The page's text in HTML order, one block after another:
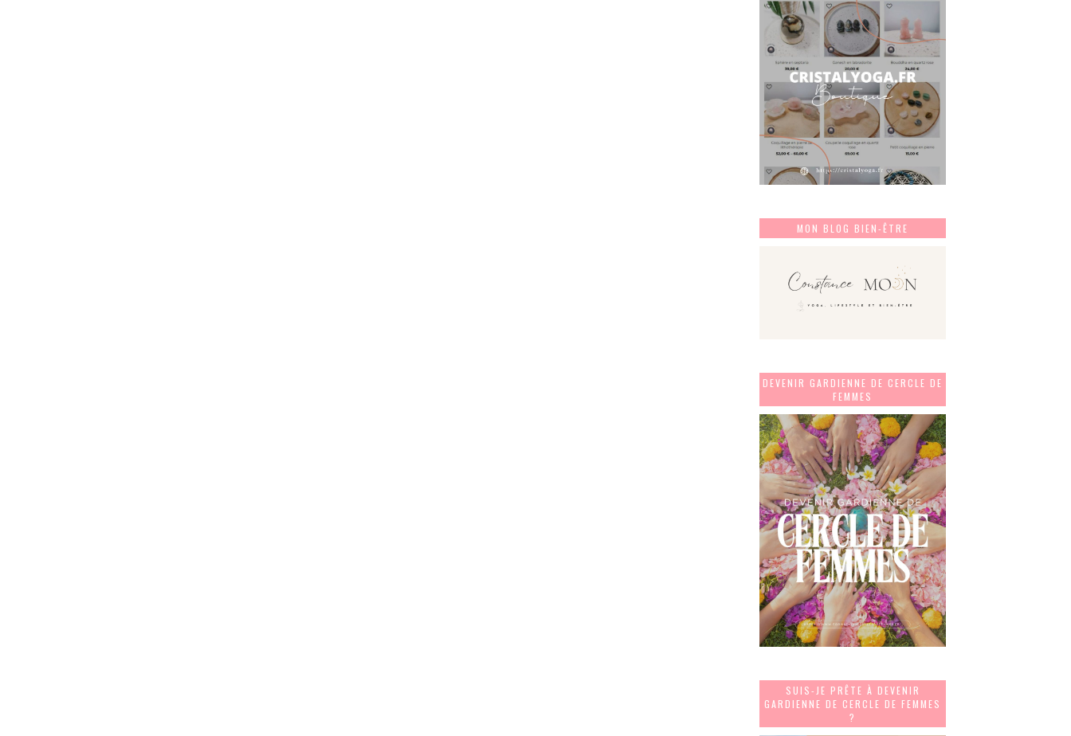
MON BLOG BIEN-ÊTRE
DEVENIR GARDIENNE DE CERCLE DE
FEMMES
SUIS-JE PRÊTE À DEVENIR
GARDIENNE DE CERCLE DE FEMMES
?